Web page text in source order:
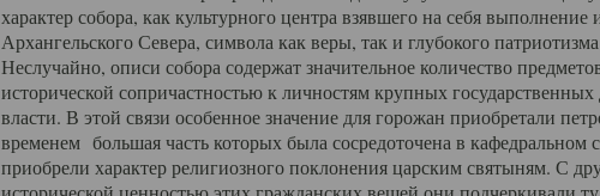
характер собора, как культурного центра взявшего на себя
Архангельского Севера, символа как веры, так и глубокого
Неслучайно, описи собора содержат значительное количество
исторической сопричастностью к личностям крупных государственных
власти. В этой связи особенное значение для горожан приобретали
временем большая часть которых была сосредоточена в кафедральном
приобрели характер религиозного поклонения царским святыням. С